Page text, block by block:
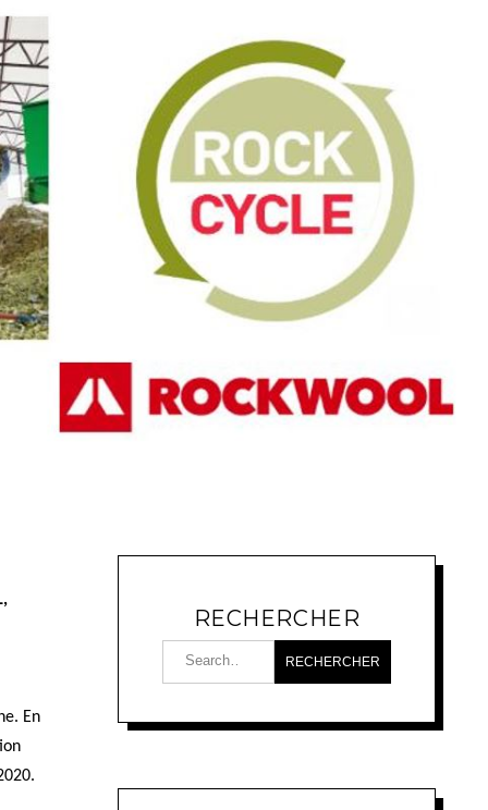
En
RECHERCHER